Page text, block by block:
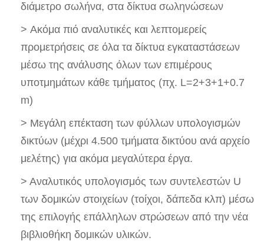
διάμετρο σωλήνα, στα δίκτυα σωληνώσεων
> Ακόμα πιό αναλυτικές και λεπτομερείς
προμετρήσεις σε όλα τα δίκτυα εγκαταστάσεων
μέσω της ανάλυσης όλων των επιμέρους
υποτμημάτων κάθε τμήματος (πχ. L=2+3+1+0.7
m)
> Μεγάλη επέκταση των φύλλων υπολογισμών
δικτύων (μέχρι 4.500 τμήματα δικτύου ανά αρχείο
μελέτης) για ακόμα μεγαλύτερα έργα.
> Αναλυτικός υπολογισμός των συντελεστών U
των δομικών στοιχείων (τοίχοι, δάπεδα κλπ) μέσω
της επιλογής επάλληλων στρώσεων από την νέα
βιβλιοθήκη δομικών υλικών.